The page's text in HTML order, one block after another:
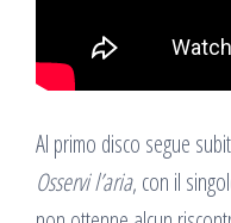
Al primo disco segue
Osservi l’aria, con il